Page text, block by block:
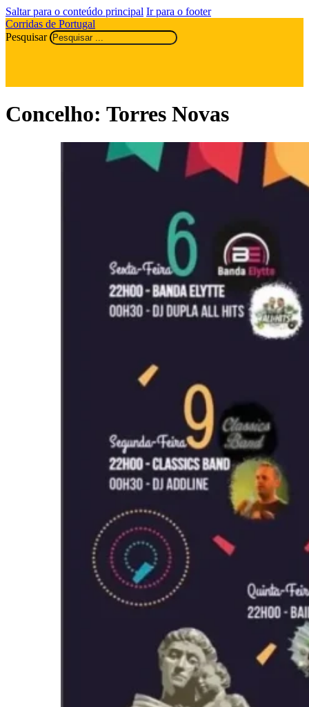
Saltar para o conteúdo principal Ir para o footer
Corridas de Portugal
Pesquisar
Concelho: Torres Novas